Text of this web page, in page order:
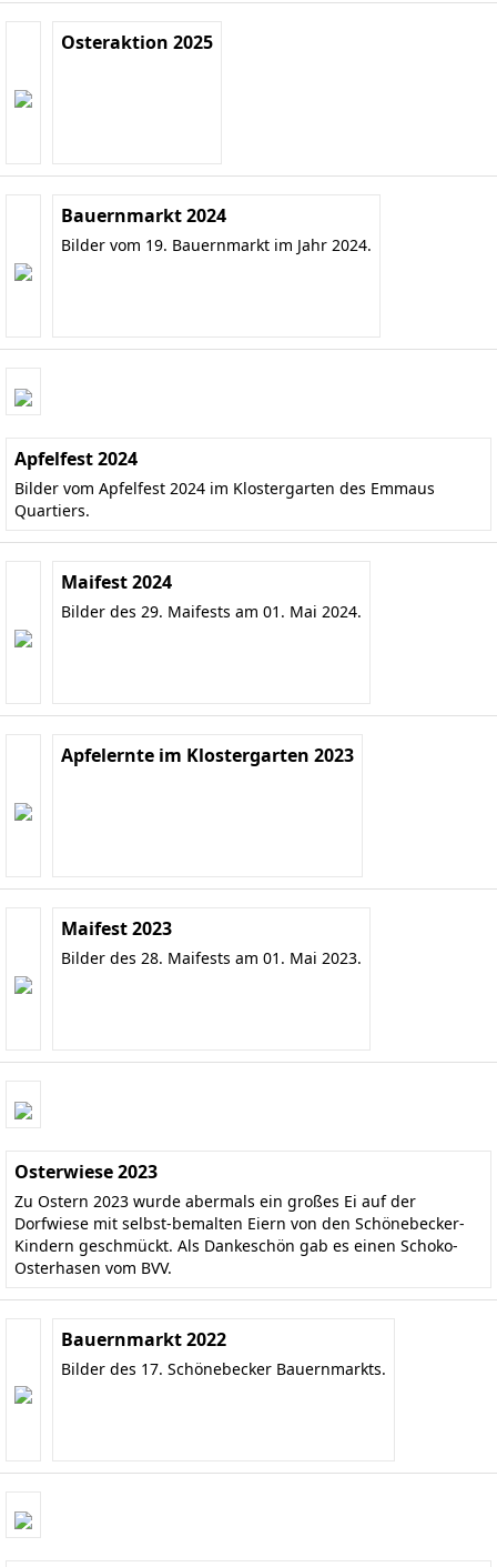
Osteraktion 2025
Bauernmarkt 2024
Bilder vom 19. Bauernmarkt im Jahr 2024.
Apfelfest 2024
Bilder vom Apfelfest 2024 im Klostergarten des Emmaus
Quartiers.
Maifest 2024
Bilder des 29. Maifests am 01. Mai 2024.
Apfelernte im Klostergarten 2023
Maifest 2023
Bilder des 28. Maifests am 01. Mai 2023.
Osterwiese 2023
Zu Ostern 2023 wurde abermals ein großes Ei auf der
Dorfwiese mit selbst-bemalten Eiern von den Schönebecker-
Kindern geschmückt. Als Dankeschön gab es einen Schoko-
Osterhasen vom BVV.
Bauernmarkt 2022
Bilder des 17. Schönebecker Bauernmarkts.